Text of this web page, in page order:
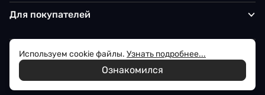
Для покупателей
© 2026 Iqon - Магазин вашего стиля
Политика обработки персональных данных
Используем cookie файлы. Узнать подробнее...
Ознакомился